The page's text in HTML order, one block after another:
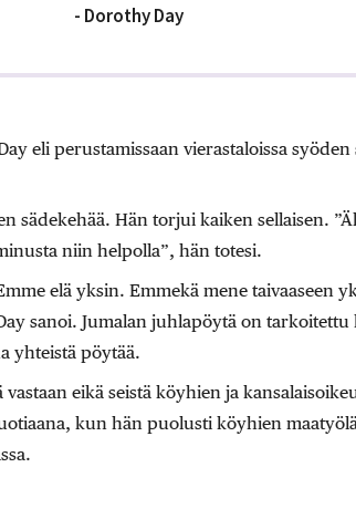
- Dorothy Day
eli perustamissaan vierastaloissa
sädekehää. Hän torjui kaiken sellaisen.
niin helpolla”, hän totesi.
elä yksin. Emmekä mene taivaaseen
sanoi. Jumalan juhlapöytä on tarkoitettu
yhteistä pöytää.
eikä seistä köyhien ja
kun hän puolusti köyhien